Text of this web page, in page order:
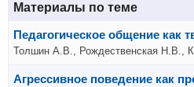
Материалы по теме
Педагогическое общение как
Толшин А.В., Рождественская Н.В.,
Агрессивное поведение как